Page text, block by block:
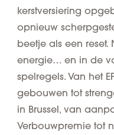
kerstversiering
opnieuw
beetje als een reset.
energie… en in de
spelregels. Van het
gebouwen tot
in Brussel, van
Verbouwpremie tot